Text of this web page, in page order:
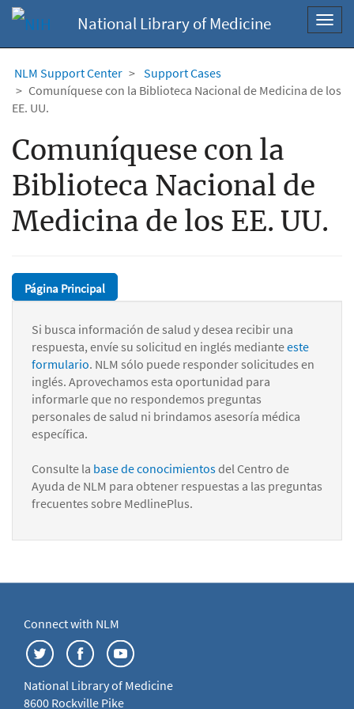
National Library of Medicine
NLM Support Center
Support Cases
Comuníquese con la Biblioteca Nacional de Medicina de los
EE. UU.
Comuníquese con la
Biblioteca Nacional de
Medicina de los EE. UU.
Página Principal
Si busca información de salud y desea recibir una
respuesta, envíe su solicitud en inglés medianteeste
formulario. NLM sólo puede responder solicitudes en
inglés. Aprovechamos esta oportunidad para
informarle que no respondemos preguntas
personales de salud ni brindamos asesoría médica
específica.
Consulte la base de conocimientosdel Centro de
Ayuda de NLM para obtener respuestas a las preguntas
frecuentes sobre MedlinePlus.
Connect with NLM
National Library of Medicine
8600 Rockville Pike